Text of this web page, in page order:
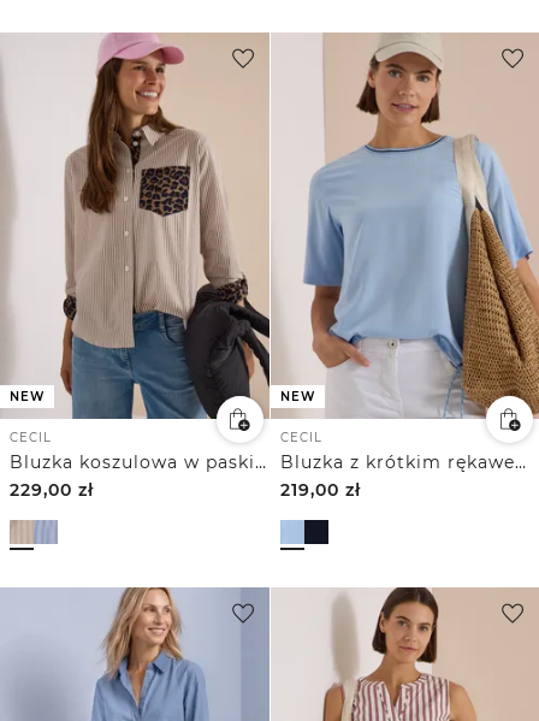
NEW
CECIL
Bluzka koszulowa w paski z detalami w panterkę
229,00 zł
NEW
CECIL
Bluzka z krótkim rękawem i okrągłym dekoltem
219,00 zł